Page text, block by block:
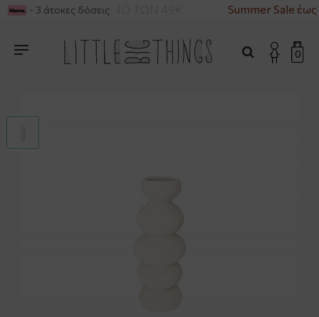
ΓΙΑ ΑΓΟΡΕΣ ΑΝΩ ΤΩΝ 49€ Summer Sale έως
- 3 άτοκες δόσεις
0